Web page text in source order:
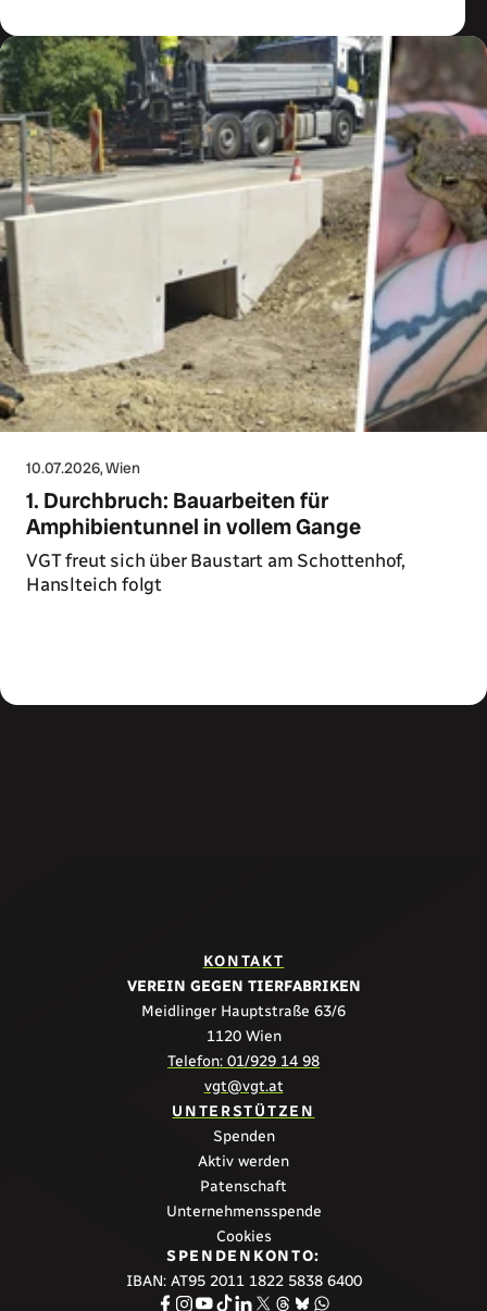
10.07.2026, Wien
1. Durchbruch: Bauarbeiten für
Amphibientunnel in vollem Gange
VGT freut sich über Baustart am Schottenhof,
Hanslteich folgt
KONTAKT
VEREIN GEGEN TIERFABRIKEN
Meidlinger Hauptstraße 63/6
1120 Wien
Telefon: 01/929 14 98
vgt@vgt.at
UNTERSTÜTZEN
Spenden
Aktiv werden
Patenschaft
Unternehmensspende
Cookies
SPENDENKONTO:
IBAN: AT95 2011 1822 5838 6400